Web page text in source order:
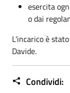
esercita
o dai
L'incarico è
Davide.
Condividi: